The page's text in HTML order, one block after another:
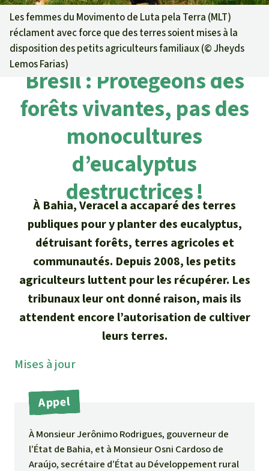
Informations
Pour approfondir
Succès
Lettre d'information
Climat et forêt tropicale
La biodiversité
L'huile de palme
Les aires protégées
La forêt tropicale
Le bois tropical
Les biocarburants
Le braconnage
Association
Sauvons la forêt
Qui sommes-nous ?
Nous contacter
Transparence
Questions fréquentes
Rapports annuels
Mentions légales
Médias
Communiqués
Recherche
Français
Deutsch
English
Español
Italiano
Português
Indonesia
Fonds d'urgence
Certificats de don
Questions & réponses
Don pour un thème
Protection des animaux
Protection des forêts tropicales
Soutien aux activistes
Don pour une région
Asie du Sud-Est
Afrique
Amérique latine
Les femmes du Movimento de Luta pela Terra (MLT)
réclament avec force que des terres soient mises à la
disposition des petits agriculteurs familiaux (©Jheyds
Lemos Farias)
Brésil : Protégeons des
forêts vivantes, pas des
monocultures
d’eucalyptus
destructrices !
À Bahia, Veracel a accaparé des terres
publiques pour y planter des eucalyptus,
détruisant forêts, terres agricoles et
communautés. Depuis 2008, les petits
agriculteurs luttent pour les récupérer. Les
tribunaux leur ont donné raison, mais ils
attendent encore l’autorisation de cultiver
leurs terres.
Mises à jour
Appel
À Monsieur Jerônimo Rodrigues, gouverneur de
l’État de Bahia, et à Monsieur Osni Cardoso de
Araújo, secrétaire d’État au Développement rural